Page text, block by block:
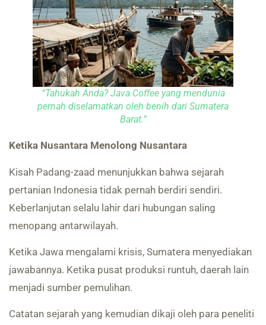
“Tahukah Anda? Java Coffee yang mendunia
pernah diselamatkan oleh benih dari Sumatera
Barat.”
Ketika Nusantara Menolong Nusantara
Kisah Padang-zaad menunjukkan bahwa sejarah
pertanian Indonesia tidak pernah berdiri sendiri.
Keberlanjutan selalu lahir dari hubungan saling
menopang antarwilayah.
Ketika Jawa mengalami krisis, Sumatera menyediakan
jawabannya. Ketika pusat produksi runtuh, daerah lain
menjadi sumber pemulihan.
Catatan sejarah yang kemudian dikaji oleh para peneliti